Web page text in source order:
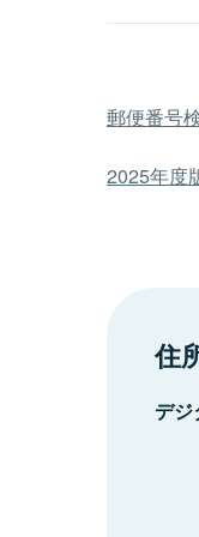
郵便番号
2025年度
住
デ